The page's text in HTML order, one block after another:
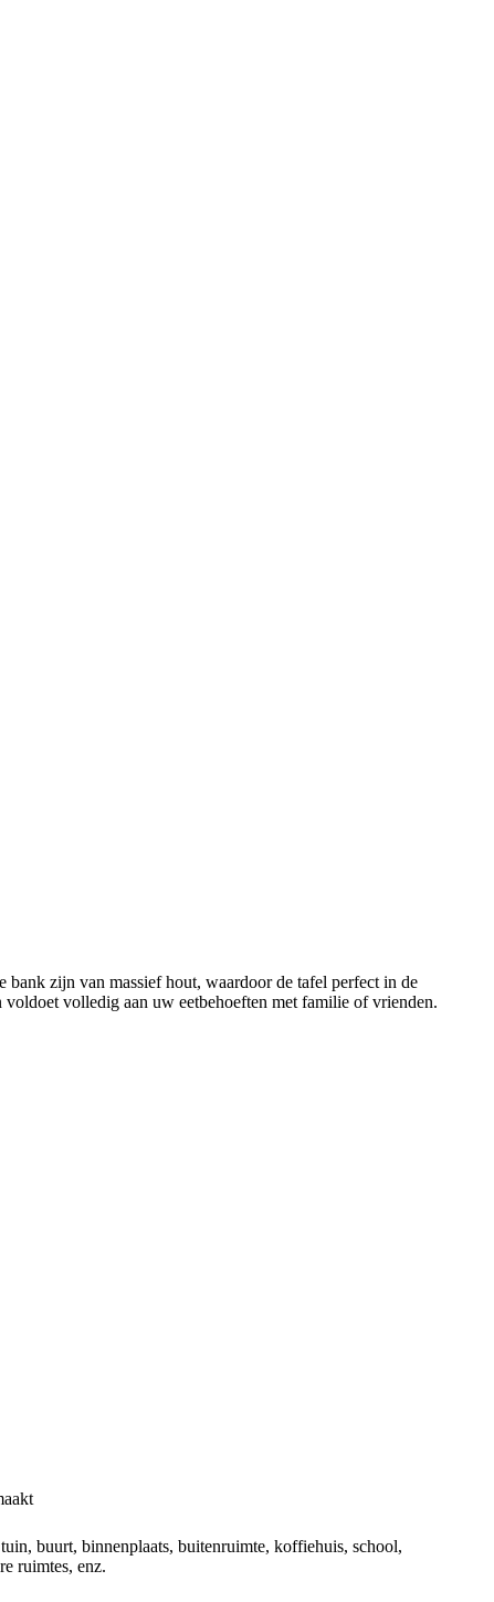
bank zijn van massief hout, waardoor de tafel perfect in de
volledig aan uw eetbehoeften met familie of vrienden.
buurt, binnenplaats, buitenruimte, koffiehuis, school,
ruimtes, enz.